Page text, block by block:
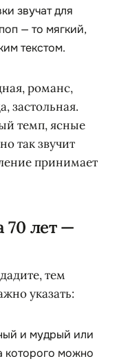
звучат для
— то мягкий,
текстом.
романс,
застольная.
темп, ясные
так звучит
принимает
70 лет —
тем
указать:
и мудрый или
которого можно